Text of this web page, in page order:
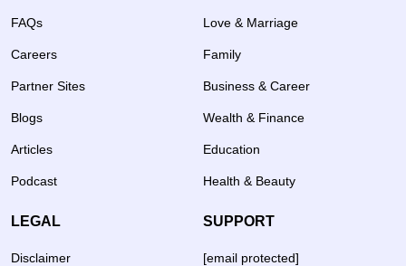
FAQs
Careers
Partner Sites
Blogs
Articles
Podcast
Love & Marriage
Family
Business & Career
Wealth & Finance
Education
Health & Beauty
LEGAL
Disclaimer
SUPPORT
[email protected]